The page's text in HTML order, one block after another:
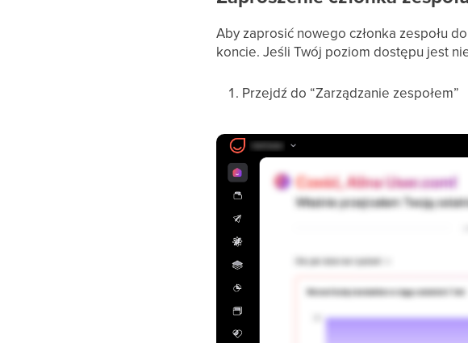
Aby zaprosić nowego członka zespołu
koncie. Jeśli Twój poziom dostępu jest
Przejdź do “Zarządzanie zespołem”